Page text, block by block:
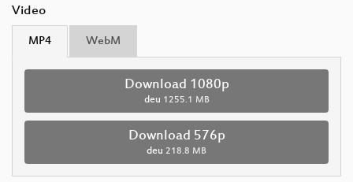
Video
MP4 WebM
Download 1080p
deu 1255.1 MB
Download 576p
deu 218.8 MB